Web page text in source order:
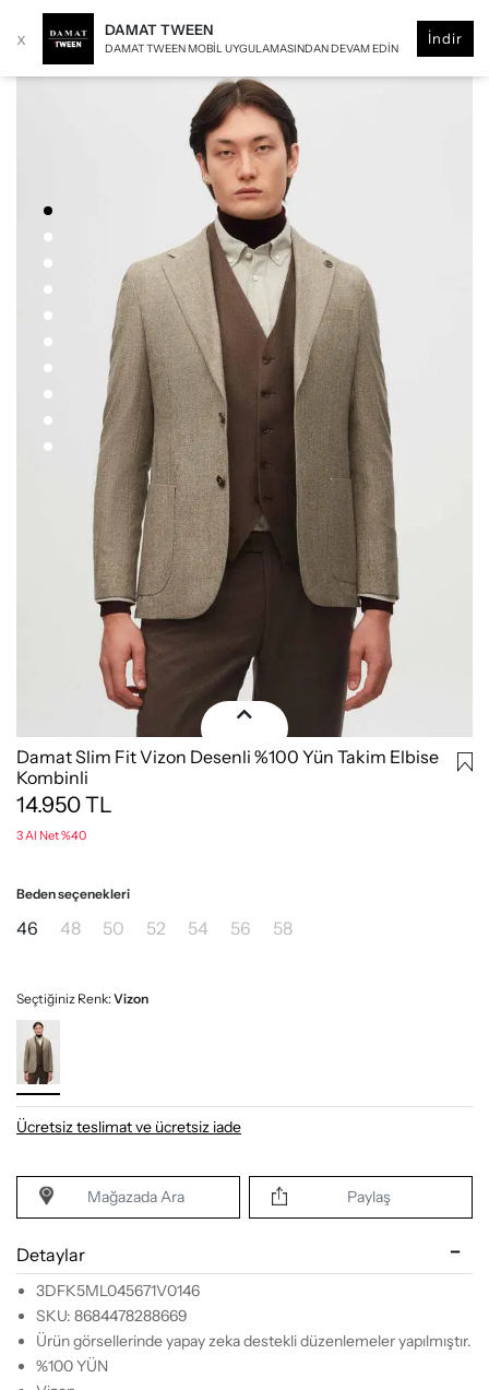
x DAMAT TWEEN
DAMAT TWEEN MOBIL UYGULAMASINDAN DEVAM EDIN
İndir
Damat Slim Fit Vizon Desenli %100 Yün Takim Elbise
Kombinli
14.950TL
3 Al Net %40
Beden seçenekleri
46 48 50 52 54 56 58
Seçtiğiniz Renk:Vizon
Ücretsiz teslimat ve ücretsiz iade
Mağazada Ara Paylaş
Detaylar
3DFK5ML045671V0146
SKU: 8684478288669
Ürün görsellerinde yapay zeka destekli düzenlemeler yapılmıştır.
%100 YÜN